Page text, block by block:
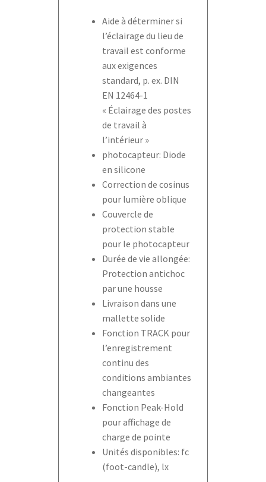
Aide à déterminer si
l’éclairage du lieu de
travail est conforme
aux exigences
standard, p. ex. DIN
EN 12464-1
« Éclairage des postes
de travail à
l’intérieur »
photocapteur: Diode
en silicone
Correction de cosinus
pour lumière oblique
Couvercle de
protection stable
pour le photocapteur
Durée de vie allongée:
Protection antichoc
par une housse
Livraison dans une
mallette solide
Fonction TRACK pour
l’enregistrement
continu des
conditions ambiantes
changeantes
Fonction Peak-Hold
pour affichage de
charge de pointe
Unités disponibles: fc
(foot-candle), lx